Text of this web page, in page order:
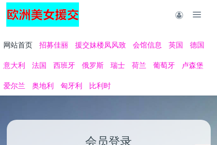
网站首页 招募佳丽 援交妹楼凤风致 会馆信息 英国 德国
意大利 法国 西班牙 俄罗斯 瑞士 荷兰 葡萄牙 卢森堡
爱尔兰 奥地利 匈牙利 比利时
会员登录